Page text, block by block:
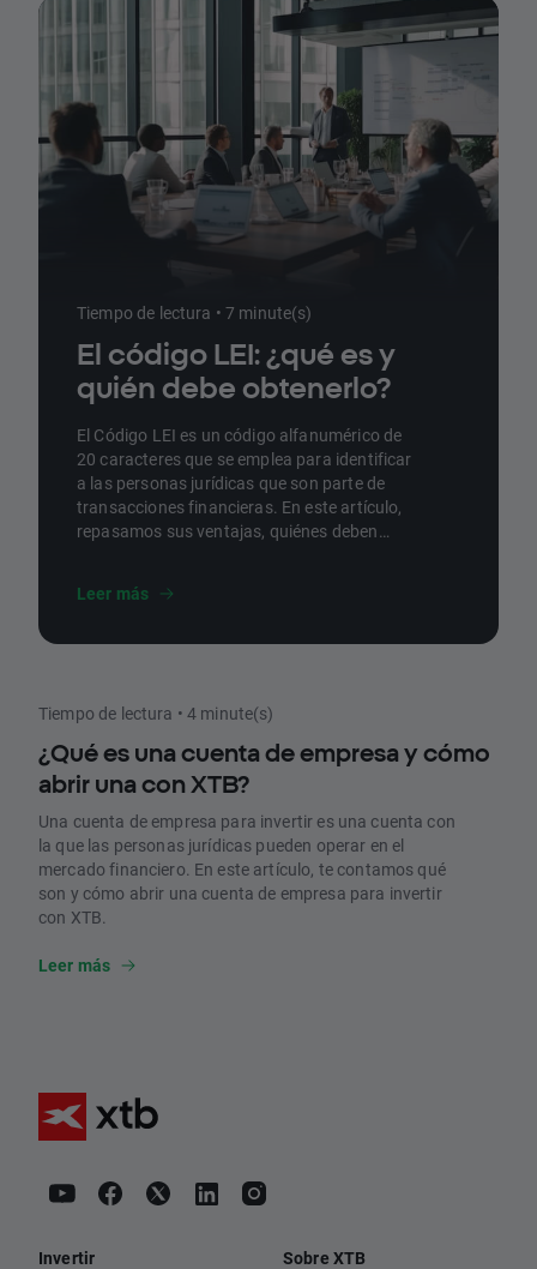
Tiempo de lectura • 7 minute(s)
El código LEI: ¿qué es y
quién debe obtenerlo?
El Código LEI es un código alfanumérico de
20 caracteres que se emplea para identificar
a las personas jurídicas que son parte de
transacciones financieras. En este artículo,
repasamos sus ventajas, quiénes deben
Leer más
Tiempo de lectura • 4 minute(s)
¿Qué es una cuenta de empresa y cómo
abrir una con XTB?
Una cuenta de empresa para invertir es una cuenta con
la que las personas jurídicas pueden operar en el
mercado financiero. En este artículo, te contamos qué
son y cómo abrir una cuenta de empresa para invertir
con XTB.
Leer más
Invertir Sobre XTB